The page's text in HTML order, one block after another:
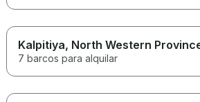
Kalpitiya, North Western
7 barcos para alquilar